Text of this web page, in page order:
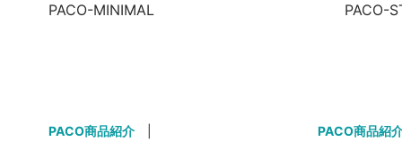
PACO-MINIMAL PACO-
PACO商品紹介 PACO商品紹